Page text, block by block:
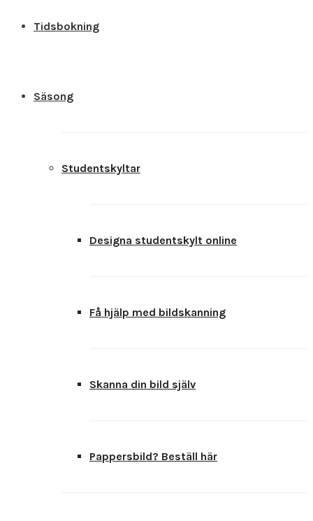
Tidsbokning
Säsong
Studentskyltar
Designa studentskylt online
Få hjälp med bildskanning
Skanna din bild själv
Pappersbild? Beställ här